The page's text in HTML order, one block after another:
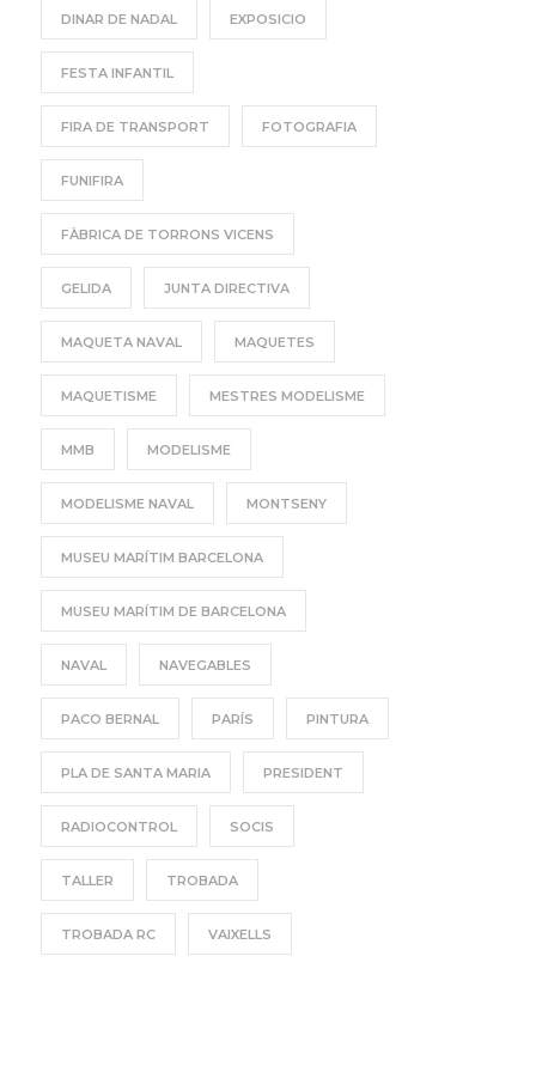
DINAR DE NADAL EXPOSICIO
FESTA INFANTIL
FIRA DE TRANSPORT FOTOGRAFIA
FUNIFIRA
FÀBRICA DE TORRONS VICENS
GELIDA JUNTA DIRECTIVA
MAQUETA NAVAL MAQUETES
MAQUETISME MESTRES MODELISME
MMB MODELISME
MODELISME NAVAL MONTSENY
MUSEU MARÍTIM BARCELONA
MUSEU MARÍTIM DE BARCELONA
NAVAL NAVEGABLES
PACO BERNAL PARÍS PINTURA
PLA DE SANTA MARIA PRESIDENT
RADIOCONTROL SOCIS
TALLER TROBADA
TROBADA RC VAIXELLS